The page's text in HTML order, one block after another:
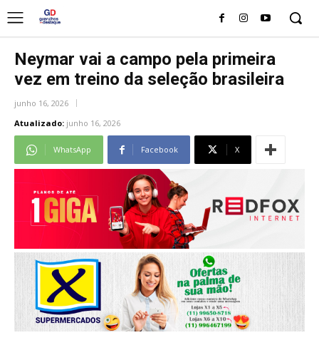
Neymar vai a campo pela primeira
vez em treino da seleção brasileira
junho 16, 2026
Atualizado: junho 16, 2026
WhatsApp Facebook X